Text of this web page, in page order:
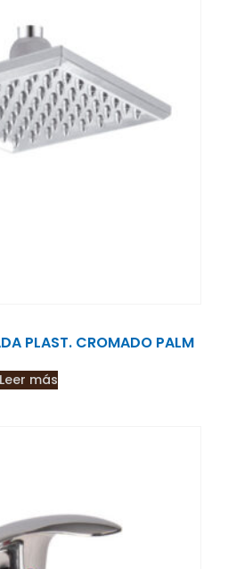
PLAST. CROMADO PALM
Leer más